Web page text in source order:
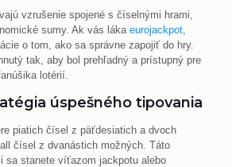
vzrušenie spojené s číselnými hrami,
sumy. Ak vás láka eurojackpot,
o tom, ako sa správne zapojiť do hry.
tak, aby bol prehľadný a prístupný pre
lotérií.
úspešného tipovania
piatich čísel z päťdesiatich a dvoch
čísel z dvanástich možných. Táto
sa stanete víťazom jackpotu alebo